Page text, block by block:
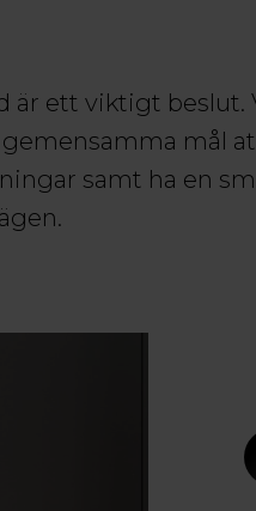
är ett viktigt beslut.
mål
samt ha en